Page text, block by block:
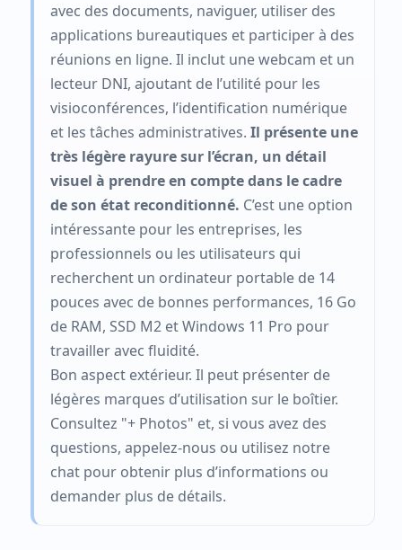
avec des documents, naviguer, utiliser des
applications bureautiques et participer à des
réunions en ligne. Il inclut une webcam et un
lecteur DNI, ajoutant de l’utilité pour les
visioconférences, l’identification numérique
et les tâches administratives. Il présente une
très légère rayure sur l’écran, un détail
visuel à prendre en compte dans le cadre
de son état reconditionné. C’est une option
intéressante pour les entreprises, les
professionnels ou les utilisateurs qui
recherchent un ordinateur portable de 14
pouces avec de bonnes performances, 16 Go
de RAM, SSD M2 et Windows 11 Pro pour
travailler avec fluidité.
Bon aspect extérieur. Il peut présenter de
légères marques d’utilisation sur le boîtier.
Consultez "+ Photos" et, si vous avez des
questions, appelez-nous ou utilisez notre
chat pour obtenir plus d’informations ou
demander plus de détails.